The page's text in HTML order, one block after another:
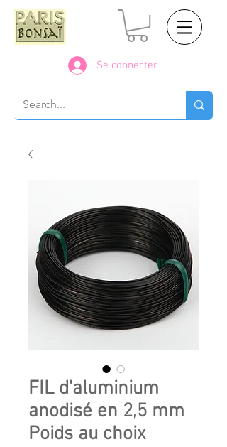
Se connecter
FIL d'aluminium
anodisé en 2,5 mm
Poids au choix